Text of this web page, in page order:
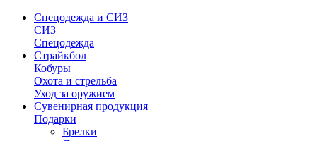
Спецодежда и СИЗ
СИЗ
Спецодежда
Страйкбол
Кобуры
Охота и стрельба
Уход за оружием
Сувенирная продукция
Подарки
Брелки